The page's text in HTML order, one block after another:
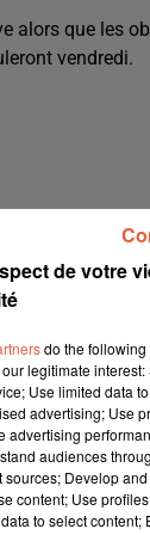
alors que les
vendredi.
de votre
do the
legitimate
Use limited data
advertising; Use
advertising
audiences
sources; Develop
content; Use
to select content;